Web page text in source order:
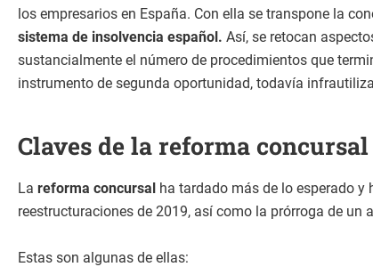
los empresarios en España. Con ella se transpone la
sistema de insolvencia español. Así, se retocan
sustancialmente el número de procedimientos que
instrumento de segunda oportunidad, todavía
Claves de la reforma
La reforma concursal ha tardado más de lo esperado
reestructuraciones de 2019, así como la prórroga de un
Estas son algunas de ellas: